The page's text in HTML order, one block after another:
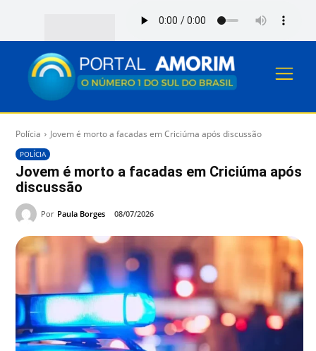
Polícia Jovem é morto a facadas em Criciúma após discussão
POLÍCIA
Jovem é morto a facadas em Criciúma após
discussão
Por Paula Borges 08/07/2026